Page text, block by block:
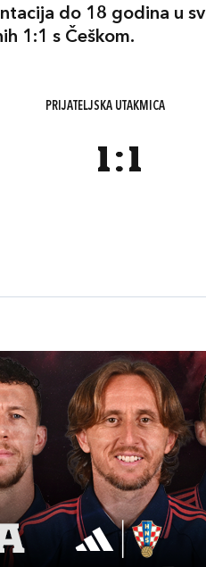
do 18 godina u
1:1 s Češkom.
PRIJATELJSKA UTAKMICA
1:1